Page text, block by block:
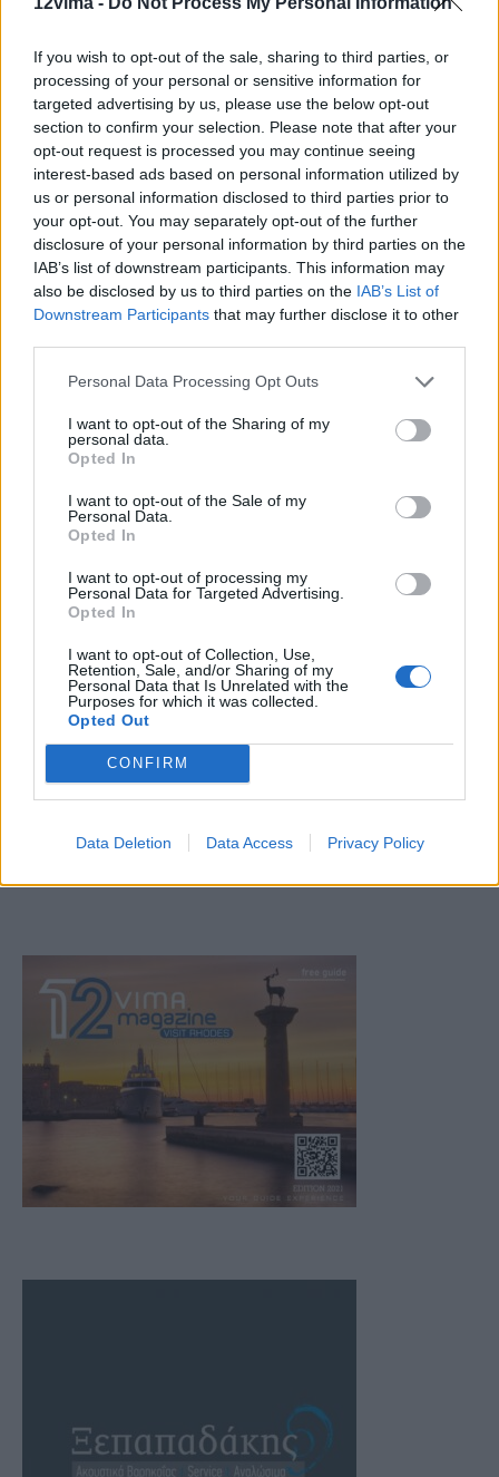
If you wish to opt-out of the sale, sharing to third parties, or
processing of your personal or sensitive information for
targeted advertising by us, please use the below opt-out
section to confirm your selection. Please note that after your
opt-out request is processed you may continue seeing
interest-based ads based on personal information utilized by
us or personal information disclosed to third parties prior to
your opt-out. You may separately opt-out of the further
disclosure of your personal information by third parties on the
IAB’s list of downstream participants. This information may
also be disclosed by us to third parties on the IAB’s List of
Downstream Participants that may further disclose it to other
Personal Data Processing Opt Outs
I want to opt-out of the Sharing of my
personal data.
Opted In
I want to opt-out of the Sale of my
Personal Data.
Opted In
I want to opt-out of processing my
Personal Data for Targeted Advertising.
Opted In
I want to opt-out of Collection, Use,
Retention, Sale, and/or Sharing of my
Personal Data that Is Unrelated with the
Purposes for which it was collected.
Opted Out
CONFIRM
Data Deletion Data Access Privacy Policy